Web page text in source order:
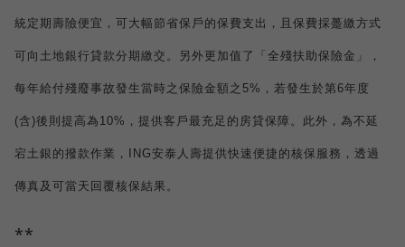
統定期壽險便宜，可大幅節省保戶的保費支出，且保費採躉繳方式
可向土地銀行貸款分期繳交。另外更加值了「全殘扶助保險金」，
每年給付殘廢事故發生當時之保險金額之 5% ，若發生於第6年度
(含)後則提高為 10% ，提供客戶最充足的房貸保障。此外，為不延
宕土銀的撥款作業， ING安泰人壽提供快速便捷的核保服務，透過
傳真及可當天回覆核保結果。
**